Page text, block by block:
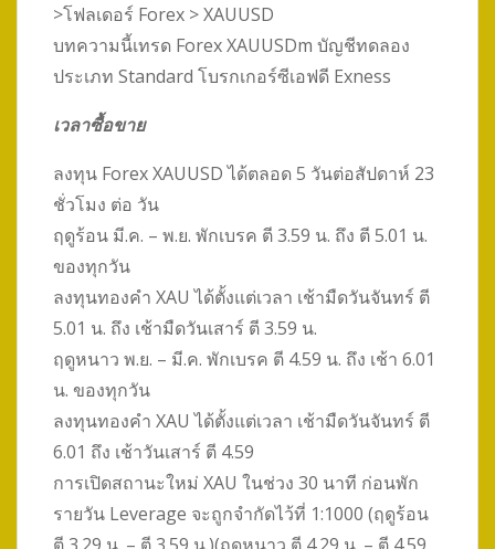
>โฟลเดอร์ Forex > XAUUSD
บทความนี้เทรด Forex XAUUSDm บัญชีทดลอง
ประเภท Standard โบรกเกอร์ซีเอฟดี Exness
เวลาซื้อขาย
ลงทุน Forex XAUUSD ได้ตลอด 5 วันต่อสัปดาห์ 23
ชั่วโมง ต่อ วัน
ฤดูร้อน มี.ค. – พ.ย. พักเบรค ตี 3.59 น. ถึง ตี 5.01 น.
ของทุกวัน
ลงทุนทองคำ XAU ได้ตั้งแต่เวลา เช้ามืดวันจันทร์ ตี
5.01 น. ถึง เช้ามืดวันเสาร์ ตี 3.59 น.
ฤดูหนาว พ.ย. – มี.ค. พักเบรค ตี 4.59 น. ถึง เช้า 6.01
น. ของทุกวัน
ลงทุนทองคำ XAU ได้ตั้งแต่เวลา เช้ามืดวันจันทร์ ตี
6.01 ถึง เช้าวันเสาร์ ตี 4.59
การเปิดสถานะใหม่ XAU ในช่วง 30 นาที ก่อนพัก
รายวัน Leverage จะถูกจำกัดไว้ที่ 1:1000 (ฤดูร้อน